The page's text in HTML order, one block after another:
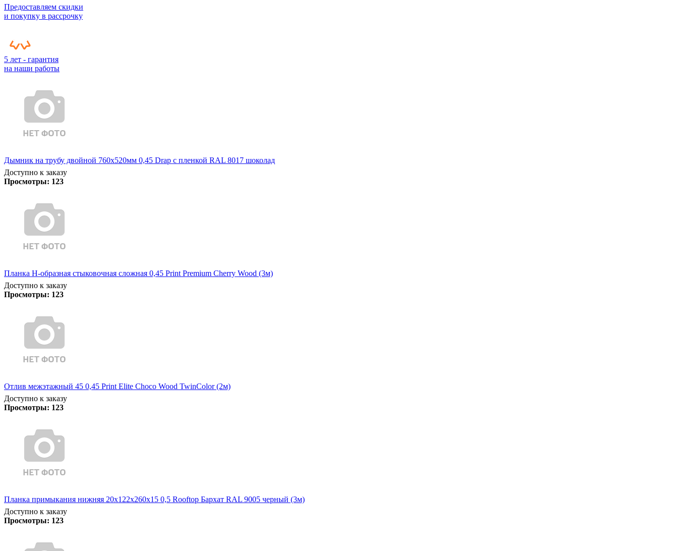
Предоставляем скидки
и покупку в рассрочку
5 лет - гарантия
на наши работы
Дымник на трубу двойной 760х520мм 0,45 Drap с пленкой RAL 8017 шоколад
Доступно к заказу
Просмотры: 123
Планка Н-образная стыковочная сложная 0,45 Print Premium Cherry Wood (3м)
Доступно к заказу
Просмотры: 123
Отлив межэтажный 45 0,45 Print Elite Choco Wood TwinColor (2м)
Доступно к заказу
Просмотры: 123
Планка примыкания нижняя 20х122х260х15 0,5 Rooftop Бархат RAL 9005 черный (3м)
Доступно к заказу
Просмотры: 123